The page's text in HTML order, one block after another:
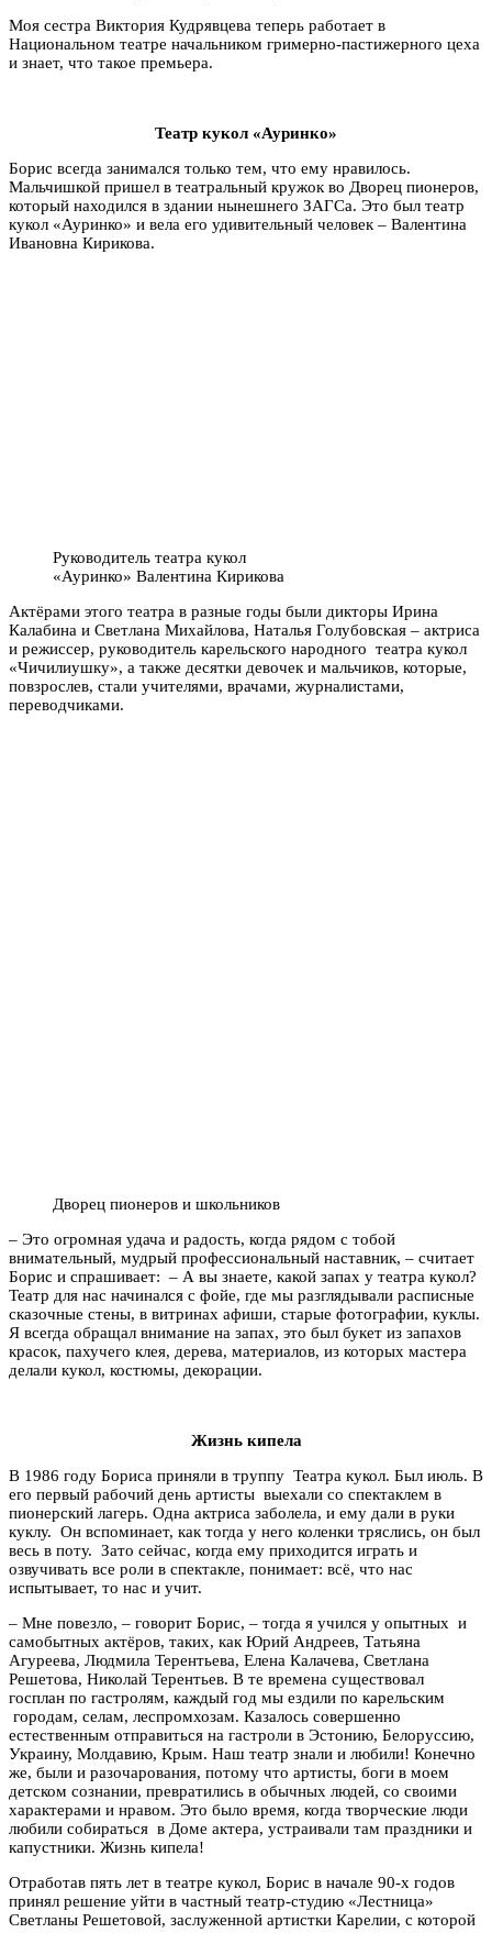
Моя сестра Виктория Кудрявцева теперь работает в
Национальном театре начальником гримерно-пастижерного цеха
и знает, что такое премьера.
Театр кукол «Ауринко»
Борис всегда занимался только тем, что ему нравилось.
Мальчишкой пришел в театральный кружок во Дворец пионеров,
который находился в здании нынешнего ЗАГСа. Это был театр
кукол «Ауринко» и вела его удивительный человек – Валентина
Ивановна Кирикова.
Руководитель театра кукол
«Ауринко» Валентина Кирикова
Актёрами этого театра в разные годы были дикторы Ирина
Калабина и Светлана Михайлова, Наталья Голубовская – актриса
и режиссер, руководитель карельского народного театра кукол
«Чичилиушку», а также десятки девочек и мальчиков, которые,
повзрослев, стали учителями, врачами, журналистами,
переводчиками.
Дворец пионеров и школьников
– Это огромная удача и радость, когда рядом с тобой
внимательный, мудрый профессиональный наставник, – считает
Борис и спрашивает: – А вы знаете, какой запах у театра кукол?
Театр для нас начинался с фойе, где мы разглядывали расписные
сказочные стены, в витринах афиши, старые фотографии, куклы.
Я всегда обращал внимание на запах, это был букет из запахов
красок, пахучего клея, дерева, материалов, из которых мастера
делали кукол, костюмы, декорации.
Жизнь кипела
В 1986 году Бориса приняли в труппу Театра кукол. Был июль. В
его первый рабочий день артисты выехали со спектаклем в
пионерский лагерь. Одна актриса заболела, и ему дали в руки
куклу. Он вспоминает, как тогда у него коленки тряслись, он был
весь в поту. Зато сейчас, когда ему приходится играть и
озвучивать все роли в спектакле, понимает: всё, что нас
испытывает, то нас и учит.
– Мне повезло, – говорит Борис, – тогда я учился у опытных и
самобытных актёров, таких, как Юрий Андреев, Татьяна
Агуреева, Людмила Терентьева, Елена Калачева, Светлана
Решетова, Николай Терентьев. В те времена существовал
госплан по гастролям, каждый год мы ездили по карельским
городам, селам, леспромхозам. Казалось совершенно
естественным отправиться на гастроли в Эстонию, Белоруссию,
Украину, Молдавию, Крым. Наш театр знали и любили! Конечно
же, были и разочарования, потому что артисты, боги в моем
детском сознании, превратились в обычных людей, со своими
характерами и нравом. Это было время, когда творческие люди
любили собираться в Доме актера, устраивали там праздники и
капустники. Жизнь кипела!
Отработав пять лет в театре кукол, Борис в начале 90-х годов
принял решение уйти в частный театр-студию «Лестница»
Светланы Решетовой, заслуженной артистки Карелии, с которой